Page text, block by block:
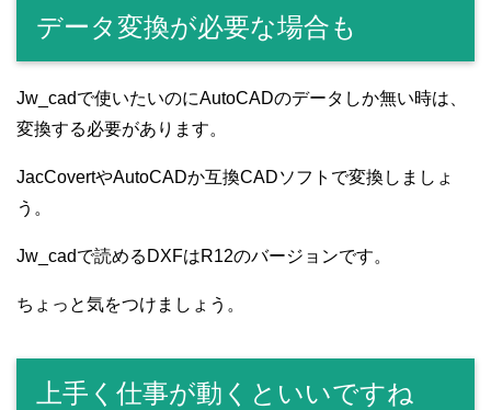
データ変換が必要な場合も
Jw_cadで使いたいのにAutoCADのデータしか無い時は、
変換する必要があります。
JacCovertやAutoCADか互換CADソフトで変換しましょ
う。
Jw_cadで読めるDXFはR12のバージョンです。
ちょっと気をつけましょう。
上手く仕事が動くといいですね